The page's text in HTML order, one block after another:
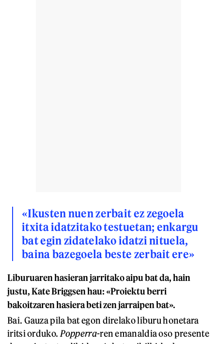
«Ikusten nuen zerbait ez zegoela
itxita idatzitako testuetan; enkargu
bat egin zidatelako idatzi nituela,
baina bazegoela beste zerbait ere»
Liburuaren hasieran jarritako aipu bat da, hain
justu, Kate Briggsen hau: «Proiektu berri
bakoitzaren hasiera beti zen jarraipen bat».
Bai. Gauza pila bat egon direlako liburu honetara
iritsi orduko. Popperra-ren emanaldia oso presente